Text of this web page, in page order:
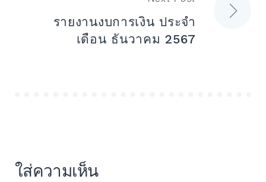
รายงานงบการเงิน ประจำ
เดือน ธันวาคม 2567
ใส่ความเห็น